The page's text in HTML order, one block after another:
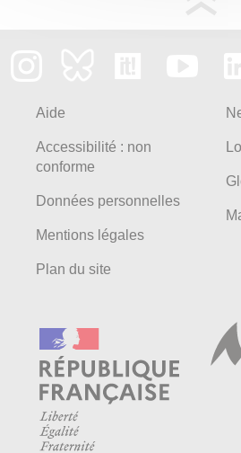
Aide
Accessibilité : non
conforme
Données personnelles
Mentions légales
Plan du site